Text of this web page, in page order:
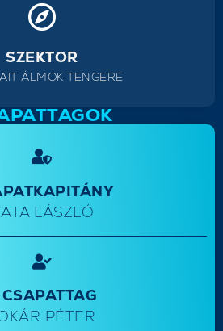
SZEKTOR
ÁLMOK TENGERE
LÁSZLÓ
CSAPATTAG
PÉTER